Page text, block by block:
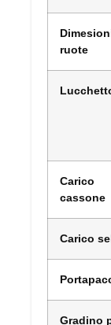
ruote
Carico
cassone
Carico
Gradino